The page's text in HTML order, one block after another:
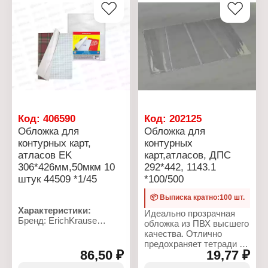
Плотность: 1500 мкм
Цвет: в ассортименте
Материал: полиэтилен
Цвет: прозрачный
Плотность: 150 мкм
Код: 406590
Обложка для
контурных карт,
атласов EK
306*426мм,50мкм 10
штук 44509 *1/45
Характеристики:
Бренд: ErichKrause
Коллекция: Fizzy Clear
Назначение: для86,50 ₽
Код:202125
Обложка для
контурных
карт,атласов, ДПС
292*442, 1143.1
*100/500
📦 Выписка кратно:100 шт.
Идеально прозрачная
обложка из ПВХ высшего
качества. Отлично
предохраняет тетради и
учебники от внешних
воздействий, тем самым
19,77 ₽